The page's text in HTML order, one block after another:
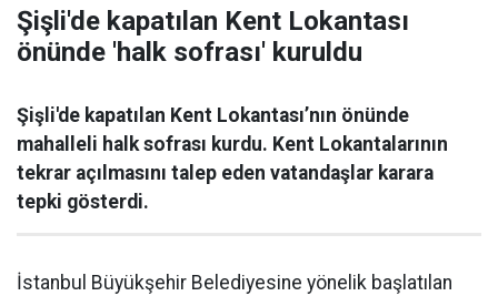
Şişli'de kapatılan Kent Lokantası
önünde 'halk sofrası' kuruldu
Şişli'de kapatılan Kent Lokantası’nın önünde
mahalleli halk sofrası kurdu. Kent Lokantalarının
tekrar açılmasını talep eden vatandaşlar karara
tepki gösterdi.
İstanbul Büyükşehir Belediyesine yönelik başlatılan